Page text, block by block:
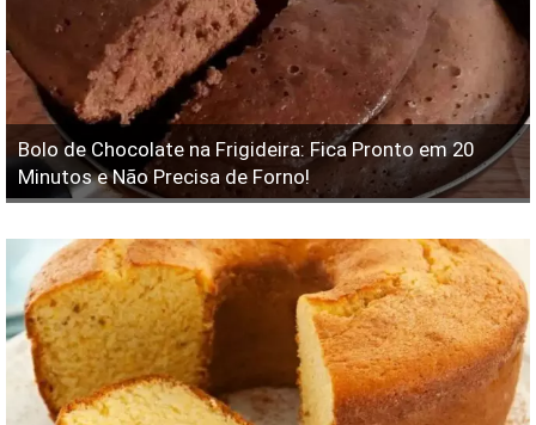
Bolo de Chocolate na Frigideira: Fica Pronto em 20
Minutos e Não Precisa de Forno!